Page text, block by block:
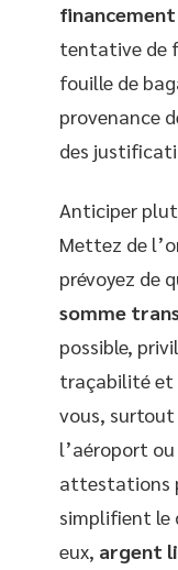
tentative de
fouille de
provenance
des
Anticiper
Mettez de
prévoyez de
somme
possible,
traçabilité et
vous, surtout
l’aéroport
attestations
simplifient le
eux, argent